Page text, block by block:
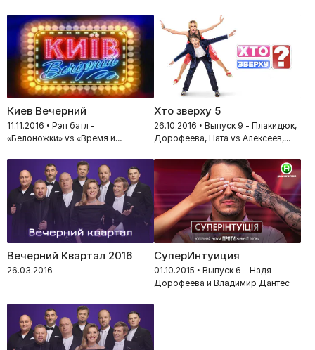
Киев Вечерний
11.11.2016 • Рэп батл -
«Белоножки» vs «Время и
Хто зверху 5
26.10.2016 • Выпуск 9 - Плакидюк,
Дорофеева, Ната vs Алексеев,
Вечерний Квартал 2016
26.03.2016
СуперИнтуиция
01.10.2015 • Выпуск 6 - Надя
Дорофеева и Владимир Дантес